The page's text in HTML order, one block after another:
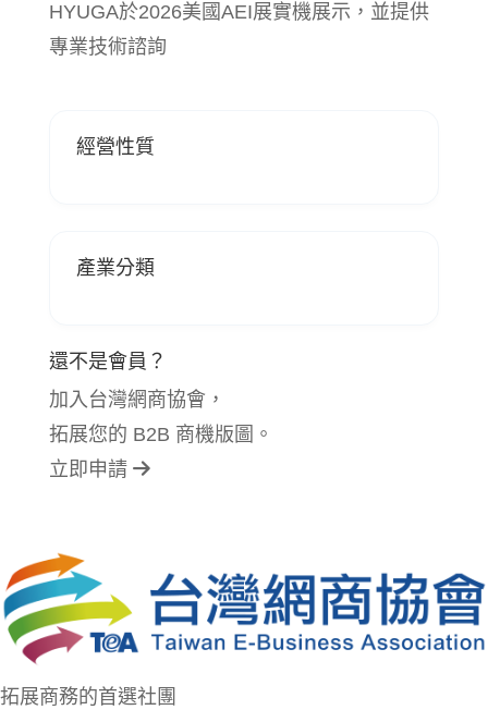
HYUGA於2026美國AEI展實機展示，並提供
專業技術諮詢
經營性質
產業分類
還不是會員？
加入台灣網商協會，
拓展您的 B2B 商機版圖。
立即申請
拓展商務的首選社團